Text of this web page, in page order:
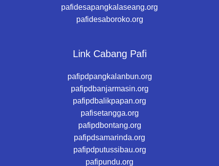
pafidesapangkalaseang.org
pafidesaboroko.org
Link Cabang Pafi
pafipdpangkalanbun.org
pafipdbanjarmasin.org
pafipdbalikpapan.org
pafisetangga.org
pafipdbontang.org
pafipdsamarinda.org
pafipdputussibau.org
pafipundu.org